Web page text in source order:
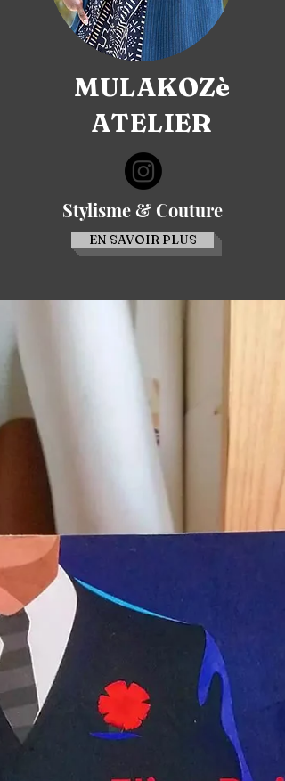
MULAKOZè
ATELIER
Stylisme & Couture
EN SAVOIR PLUS